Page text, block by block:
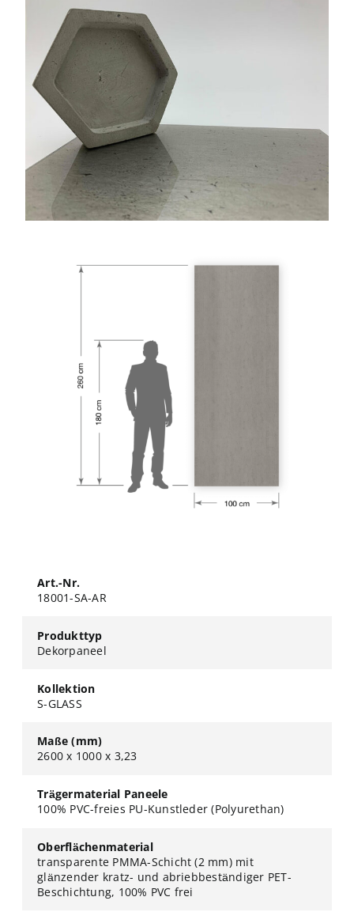
Art.-Nr.
18001-SA-AR
Produkttyp
Dekorpaneel
Kollektion
S-GLASS
Maße (mm)
2600 x 1000 x 3,23
Trägermaterial Paneele
100% PVC-freies PU-Kunstleder (Polyurethan)
Oberflächenmaterial
transparente PMMA-Schicht (2 mm) mit
glänzender kratz- und abriebbeständiger PET-
Beschichtung, 100% PVC frei